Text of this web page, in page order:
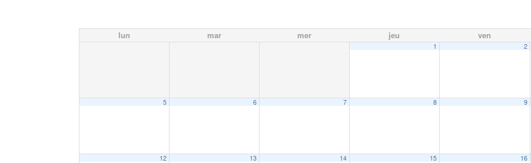
lun mar mer jeu ven
1 2
5 6 7 8 9
12 13 14 15 16